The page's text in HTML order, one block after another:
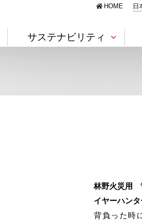
HOME 日
農畜産用建築資材
海外拠点
電子公告
サステナビリティ
林野火災用
イヤーハンタ
背負った時